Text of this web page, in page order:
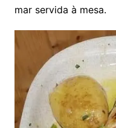
mar servida à mesa.